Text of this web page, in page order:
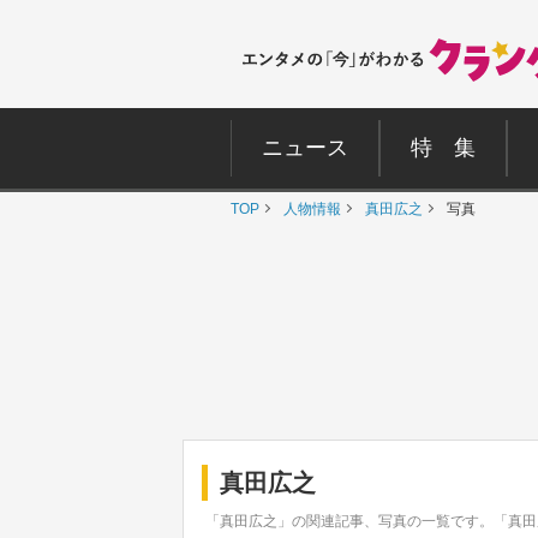
ニュース 特 集
TOP 人物情報 真田広之 写真
真田広之
「真田広之」の関連記事、写真の一覧です。「真